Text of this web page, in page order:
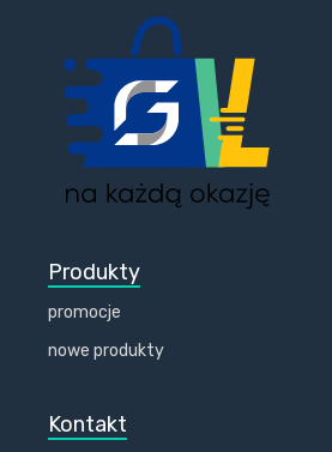
Produkty
promocje
nowe produkty
Kontakt